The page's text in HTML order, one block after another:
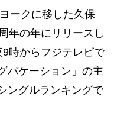
ークに移した久保
年の年にリリースし
時からフジテレビで
バケーション」の主
ングルランキングで